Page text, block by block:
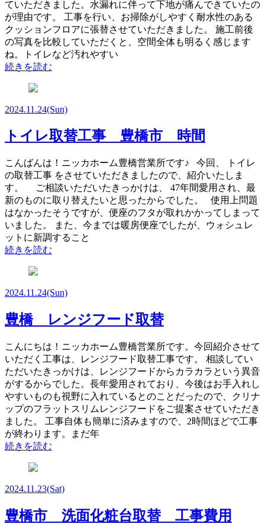
ていただきました。水漏れに伴って下地が痛んできていたの
が理由です。 工事を行い、お掃除がしやすく耐水性のある
クッションフロアに張替させていただきました。 施工前後
の写真を比較していただくと、空間全体も明るく感じます
ね。トイレなど汚れやすい
続きを読む
2024.11.24(Sun)
トイレ取替工事 豊橋市 時間
こんばんは！ニッカホーム豊橋営業所です♪ 今回、 トイレ
の取替工事 をさせていただきましたので、紹介いたしま
す。 ご相談いただいたきっかけは、 47年間愛用され、最
新のものに取り替えたいと思ったからでした。 使用上問題
はなかったそうですが、便座のフタが取れかかってしまって
いました。 また、今までは暖房便座でしたが、ウォシュレ
ットに新調すること
続きを読む
2024.11.24(Sun)
豊橋 レンジフード取替
こんにちは！ニッカホーム豊橋営業所です。今回紹介させて
いただく工事は、レンジフード取替工事です。 相談してい
ただいたきっかけは、レンジフードからカラカラという異音
がするからでした。長年愛用されており、今後はお手入れし
やすいものも視野に入れているとのことだったので、クリナ
ップのフラットスリムレンジフードをご提案させていただき
ました。 工事自体も簡単に済みますので、2時間ほどで工事
が終わります。まだ年
続きを読む
2024.11.23(Sat)
豊橋市 洗面化粧台取替 工事費用